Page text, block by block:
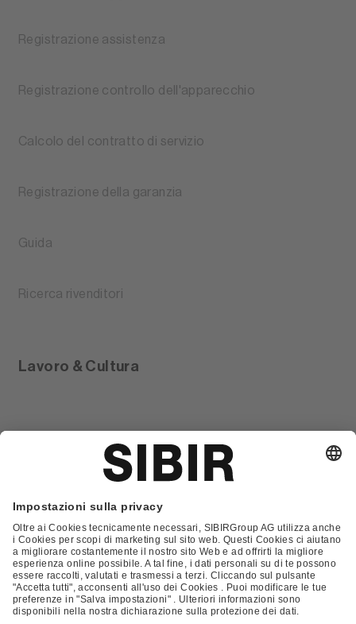
Registrazione assistenza
Registrazione controllo dell'apparecchio
Calcolo del contratto di servizio
Registrazione della garanzia
Guida
Ricerca rivenditori
Lavoro & Cultura
Contatto
FAQ
Condizioni Generali di Contratto